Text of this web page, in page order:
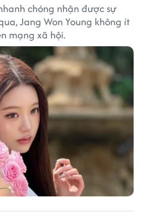
chóng nhận được sự
Jang Won Young không ít
mạng xã hội.